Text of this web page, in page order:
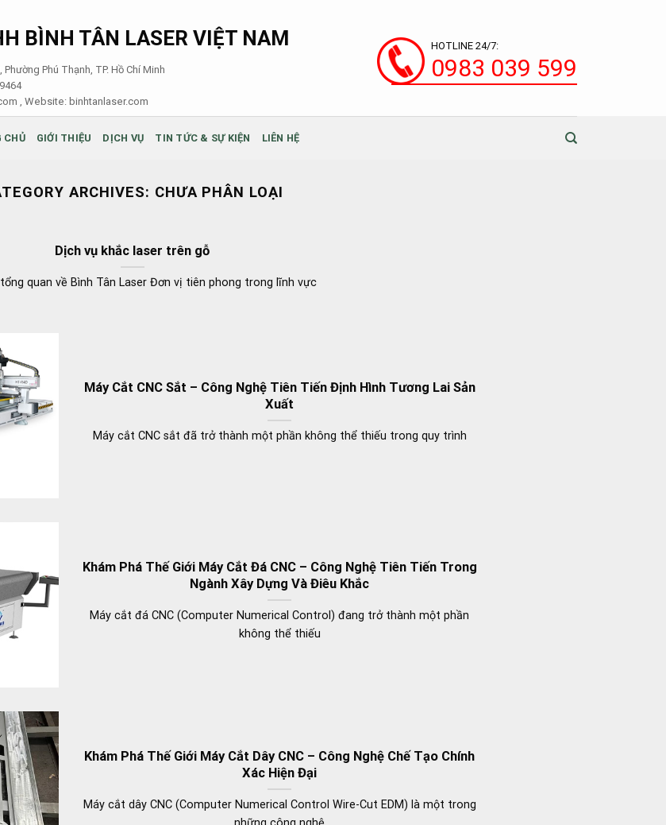
BÌNH TÂN LASER VIỆT NAM
Phú Thạnh, TP. Hồ Chí Minh
, Website: binhtanlaser.com
HOTLINE 24/7:
0983 039 599
CHỦ GIỚI THIỆU DỊCH VỤ TIN TỨC & SỰ KIỆN LIÊN HỆ
ARCHIVES: CHƯA PHÂN LOẠI
Dịch vụ khắc laser trên gỗ
quan về Bình Tân Laser Đơn vị tiên phong trong lĩnh vực
Máy Cắt CNC Sắt – Công Nghệ Tiên Tiến Định Hình Tương Lai Sản
Xuất
Máy cắt CNC sắt đã trở thành một phần không thể thiếu trong quy trình
Khám Phá Thế Giới Máy Cắt Đá CNC – Công Nghệ Tiên Tiến Trong
Ngành Xây Dựng Và Điêu Khắc
Máy cắt đá CNC (Computer Numerical Control) đang trở thành một phần
không thể thiếu
Khám Phá Thế Giới Máy Cắt Dây CNC – Công Nghệ Chế Tạo Chính
Xác Hiện Đại
Máy cắt dây CNC (Computer Numerical Control Wire-Cut EDM) là một trong